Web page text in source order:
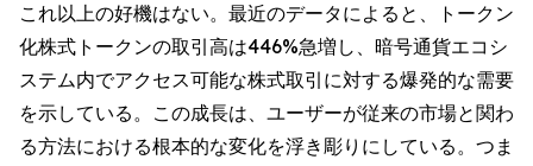
これ以上の好機はない。最近のデータによると、トークン
化株式トークンの取引高は446%急増し、暗号通貨エコシ
ステム内でアクセス可能な株式取引に対する爆発的な需要
を示している。この成長は、ユーザーが従来の市場と関わ
る方法における根本的な変化を浮き彫りにしている。つま